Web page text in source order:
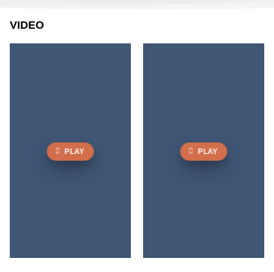
VIDEO
PLAY PLAY